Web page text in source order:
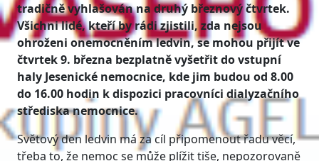
tradičně vyhlašován na druhý březnový čtvrtek.
Všichni lidé, kteří by rádi zjistili, zda nejsou
ohroženi onemocněním ledvin, se mohou přijít ve
čtvrtek 9. března bezplatně vyšetřit do vstupní
haly Jesenické nemocnice, kde jim budou od 8.00
do 16.00 hodin k dispozici pracovníci dialyzačního
střediska nemocnice.
Světový den ledvin má za cíl připomenout řadu věcí,
třeba to, že nemoc se může plížit tiše, nepozorovaně